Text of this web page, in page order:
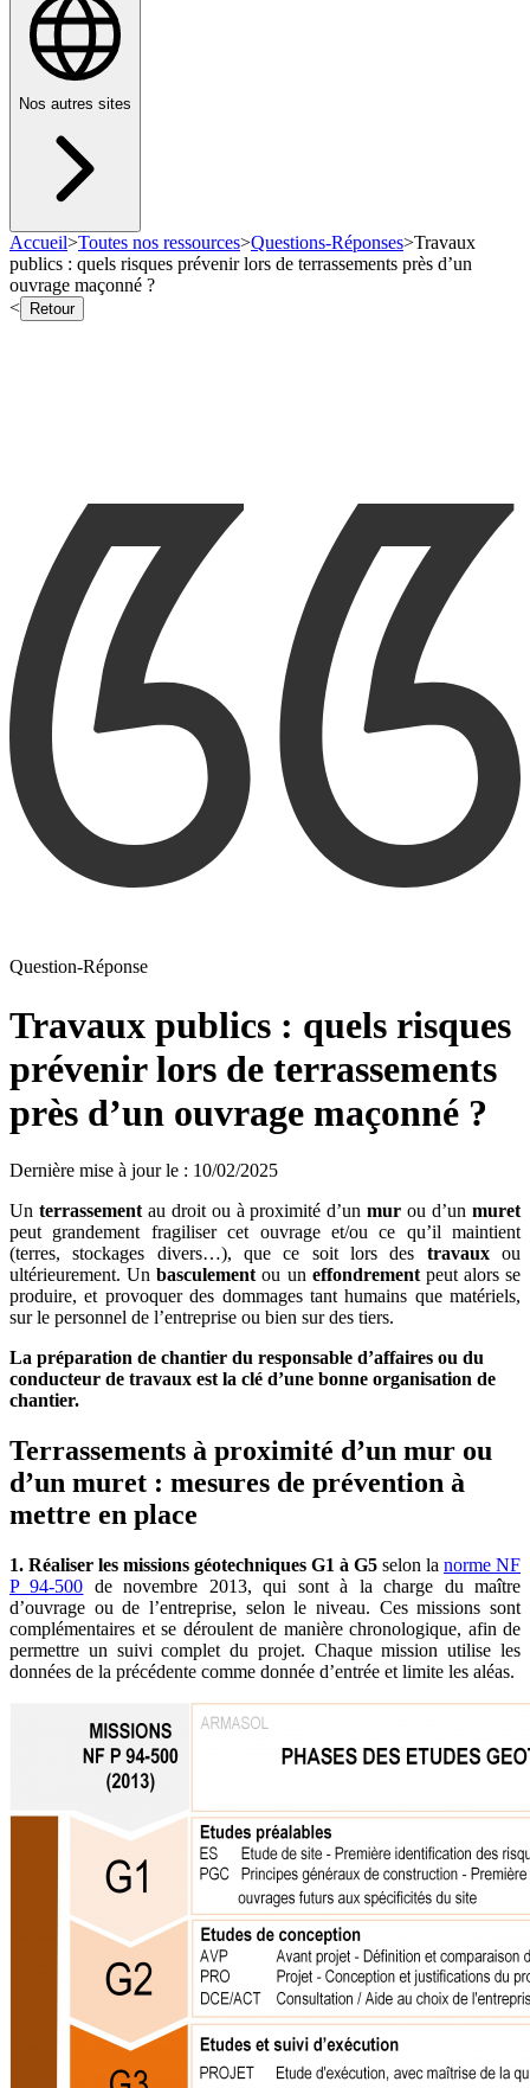
Nos autres sites
Accueil>Toutes nos ressources>Questions-Réponses>Travaux
publics : quels risques prévenir lors de terrassements près d’un
ouvrage maçonné ?
<
Retour
Question-Réponse
Travaux publics : quels risques
prévenir lors de terrassements
près d’un ouvrage maçonné ?
Dernière mise à jour le : 10/02/2025
Un terrassementau droit ou à proximité d’unmur ou d’unmuret
peut grandement fragiliser cet ouvrage et/ou ce qu’il maintient
(terres, stockages divers…), que ce soit lors des travauxou
ultérieurement. Unbasculement ou un effondrementpeut alors se
produire, et provoquer des dommages tant humains que matériels,
sur le personnel de l’entreprise ou bien sur des tiers.
La préparation de chantier du responsable d’affaires ou du
conducteur de travaux est la clé d’une bonne organisation de
chantier.
Terrassements à proximité d’un mur ou
d’un muret : mesures de prévention à
mettre en place
1. Réaliser les missions géotechniques G1 à G5 selon la norme NF
P 94-500 de novembre 2013, qui sont à la charge du maître
d’ouvrage ou de l’entreprise, selon le niveau. Ces missions sont
complémentaires et se déroulent de manière chronologique, afin de
permettre un suivi complet du projet. Chaque mission utilise les
données de la précédente comme donnée d’entrée et limite les aléas.